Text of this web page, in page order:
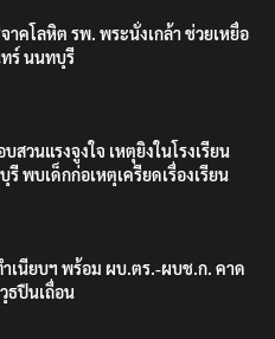
าคโลหิต รพ. พระนั่งเกล้า ช่วยเหยื่อ
ทร์ นนทบุรี
สวนแรงจูงใจ เหตุยิงในโรงเรียน
พบเด็กก่อเหตุเครียดเรื่องเรียน
เนียบฯ พร้อม ผบ.ตร.-ผบช.ก. คาด
ธปืนเถื่อน